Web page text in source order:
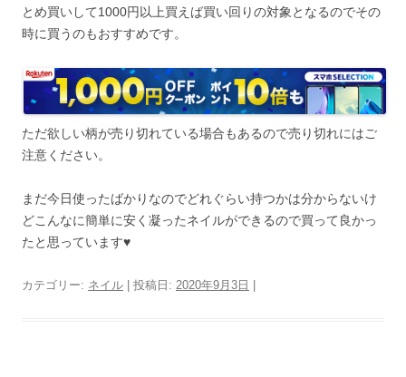
とめ買いして1000円以上買えば買い回りの対象となるのでその
時に買うのもおすすめです。
ただ欲しい柄が売り切れている場合もあるので売り切れにはご
注意ください。
まだ今日使ったばかりなのでどれぐらい持つかは分からないけ
どこんなに簡単に安く凝ったネイルができるので買って良かっ
たと思っています♥
カテゴリー: ネイル | 投稿日: 2020年9月3日